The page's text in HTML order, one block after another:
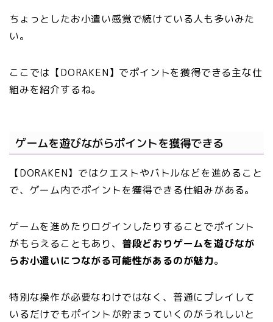
ちょっとしたお小遣い感覚で続けている人も多いみた
い。
ここでは【DORAKEN】でポイントを獲得できる主な仕
組みを紹介するね。
ゲームを遊びながらポイントを獲得できる
【DORAKEN】ではクエストやバトルなどを進めること
で、ゲーム内でポイントを獲得できる仕組みがある。
ゲームを進めたりログインしたりすることでポイント
がもらえることもあり、 普段どおりゲームを遊びなが
らお小遣いにつながる可能性があるのが魅力。
特別な操作が必要なわけではなく、普通にプレイして
いるだけでもポイントが貯まっていくのがうれしいと